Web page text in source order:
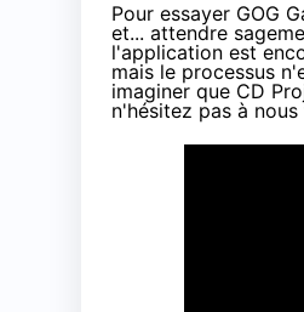
Pour essayer GOG
et... attendre
l'application est
mais le processus
imaginer que CD
n'hésitez pas à